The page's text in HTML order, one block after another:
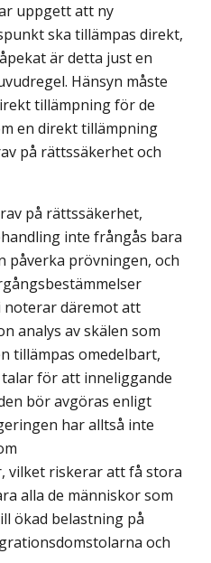
uppgett att ny
ska tillämpas direkt,
är detta just en
Hänsyn måste
tillämpning för de
en direkt tillämpning
på rättssäkerhet och
på rättssäkerhet,
inte frångås bara
prövningen, och
noterar däremot att
analys av skälen som
tillämpas omedelbart,
för att inneliggande
bör avgöras enligt
har alltså inte
vilket riskerar att få stora
alla de människor som
ökad belastning på
och